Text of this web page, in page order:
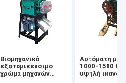
Βιομηχανικό
εξατομικεύσιμο
χρώμα μηχανών
Αυτόματη
1000-1500
υψηλή